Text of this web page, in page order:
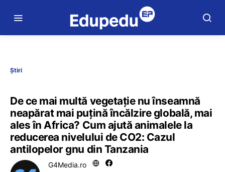
Știri
De ce mai multă vegetație nu înseamnă
neapărat mai puțină încălzire globală, mai
ales în Africa? Cum ajută animalele la
reducerea nivelului de CO2: Cazul
antilopelor gnu din Tanzania
G4Media.ro